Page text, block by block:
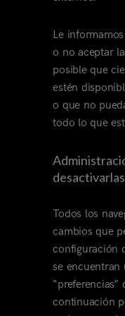
Le
o no aceptar
posible que
estén
o que no
todo lo que
Todos los
cambios que
configuración
se encuentran
continuación